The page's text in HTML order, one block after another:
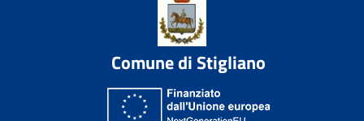
Comune di Stigliano